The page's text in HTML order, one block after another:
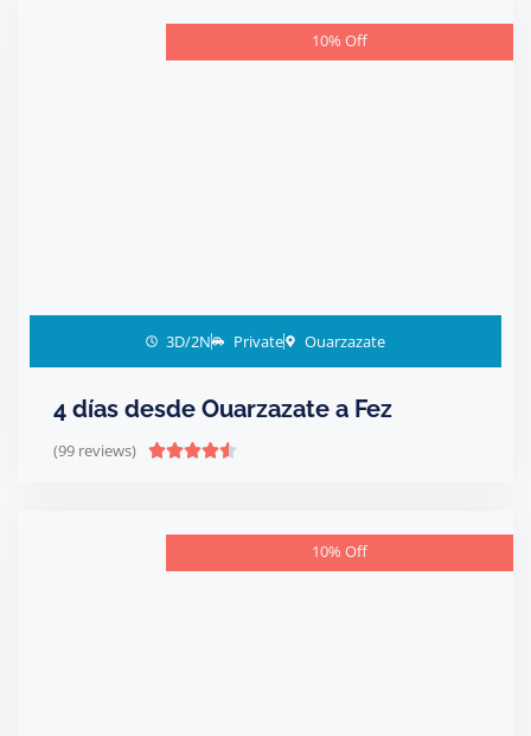
10% Off
3D/2N Private Ouarzazate
4 días desde Ouarzazate a Fez
(99 reviews) 
10% Off